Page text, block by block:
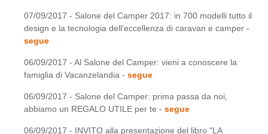
07/09/2017 - Salone del Camper 2017: in 700 modelli tutto il
design e la tecnologia dell’eccellenza di caravan e camper -
segue
06/09/2017 - Al Salone del Camper: vieni a conoscere la
famiglia di Vacanzelandia - segue
06/09/2017 - Salone del Camper: prima passa da noi,
abbiamo un REGALO UTILE per te - segue
06/09/2017 - INVITO alla presentazione del libro "LA